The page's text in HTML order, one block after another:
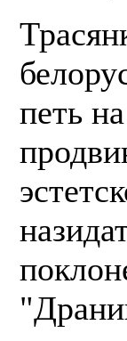
петь